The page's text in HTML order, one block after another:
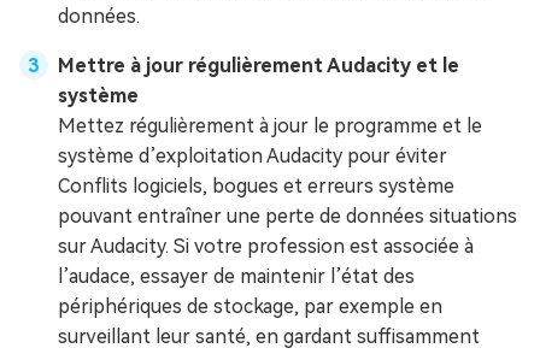
données.
Mettre à jour régulièrement Audacity et le
système
Mettez régulièrement à jour le programme et le
système d’exploitation Audacity pour éviter
Conflits logiciels, bogues et erreurs système
pouvant entraîner une perte de données situations
sur Audacity. Si votre profession est associée à
l’audace, essayer de maintenir l’état des
périphériques de stockage, par exemple en
surveillant leur santé, en gardant suffisamment